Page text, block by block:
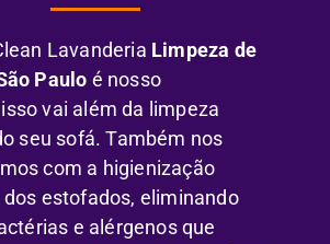
Lavanderia Limpeza de
Paulo é nosso
vai além da limpeza
seu sofá. Também nos
com a higienização
estofados, eliminando
e alérgenos que